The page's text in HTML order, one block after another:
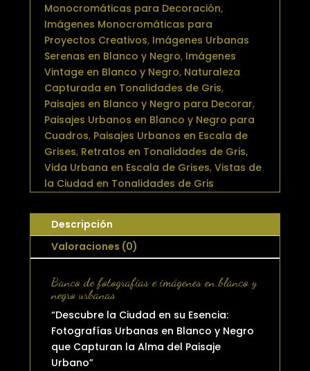
Monocromáticas para Decoración,
Imágenes Monocromáticas para
Proyectos Creativos, Imágenes Urbanas
Serenas en Blanco y Negro, Imágenes
Vintage en Blanco y Negro, Naturaleza
Capturada en Tonalidades de Gris,
Paisajes en Blanco y Negro para Decorar,
Paisajes Urbanos en Blanco y Negro para
Cuadros, Paisajes Urbanos en Escala de
Grises, Retratos en Tonalidades de Gris,
Vida Urbana en Escala de Grises, Vistas de
la Ciudad en Tonalidades de Gris
Descripción
Valoraciones (0)
Banco de fotografías e imágenes en blanco y
negro urbanas
“Descubre la Ciudad en su Esencia:
Fotografías Urbanas en Blanco y Negro
que Capturan la Alma del Paisaje
Urbano”